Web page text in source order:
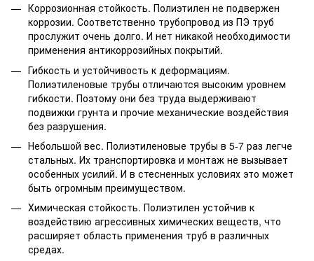
Коррозионная стойкость. Полиэтилен не подвержен
коррозии. Соответственно трубопровод из ПЭ труб
прослужит очень долго. И нет никакой необходимости
применения антикоррозийных покрытий.
Гибкость и устойчивость к деформациям.
Полиэтиленовые трубы отличаются высоким уровнем
гибкости. Поэтому они без труда выдерживают
подвижки грунта и прочие механические воздействия
без разрушения.
Небольшой вес. Полиэтиленовые трубы в 5-7 раз легче
стальных. Их транспортировка и монтаж не вызывает
особенных усилий. И в стесненных условиях это может
быть огромным преимуществом.
Химическая стойкость. Полиэтилен устойчив к
воздействию агрессивных химических веществ, что
расширяет область применения труб в различных
средах.